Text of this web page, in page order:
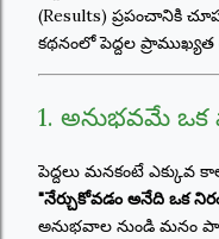
(Results) ప్రపంచానికి
కథనంలో పెద్దల ప్రాముఖ్యత
1. అనుభవమే
పెద్దలు మనకంటే ఎక్కువ
"నేర్చుకోవడం అనేది ఒక
అనుభవాల నుండి మనం